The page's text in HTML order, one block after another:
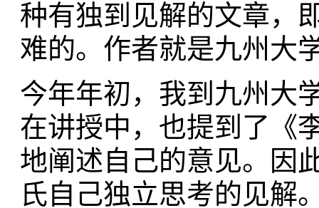
种有独到见解的文章，
难的。作者就是九州大
今年年初，我到九州大
在讲授中，也提到了《
地阐述自己的意见。因
氏自己独立思考的见解